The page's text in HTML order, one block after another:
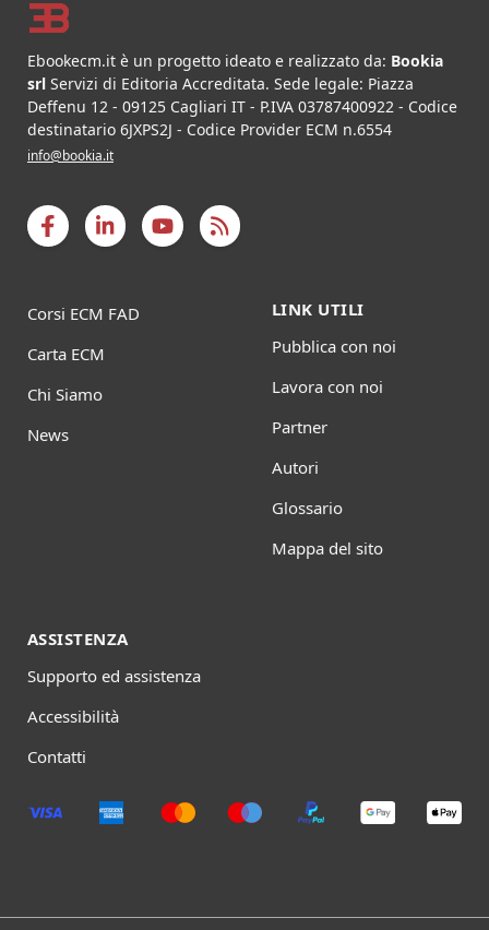
Ebookecm.it è un progetto ideato e realizzato da: Bookia
srl Servizi di Editoria Accreditata. Sede legale: Piazza
Deffenu 12 - 09125 Cagliari IT - P.IVA 03787400922 - Codice
destinatario 6JXPS2J - Codice Provider ECM n.6554
info@bookia.it
Corsi ECM FAD
Carta ECM
Chi Siamo
News
LINK UTILI
Pubblica con noi
Lavora con noi
Partner
Autori
Glossario
Mappa del sito
ASSISTENZA
Supporto ed assistenza
Accessibilità
Contatti